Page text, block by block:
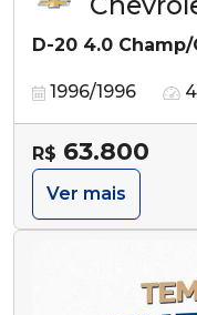
D-20 4.0
1996/1996
R$ 63.800
Ver mais